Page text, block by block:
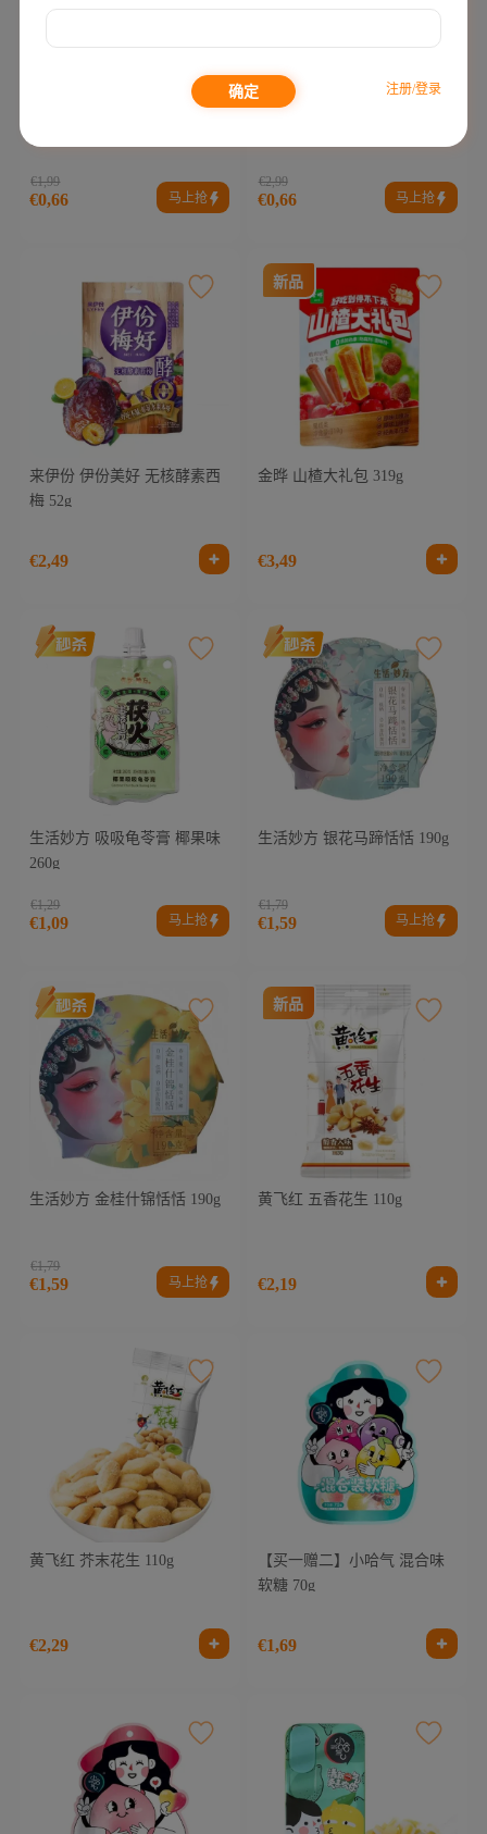
€1,99
€0,66 马上抢
€2,99
€0,66 马上抢
来伊份 伊份美好 无核酵素西
梅 52g
€2,49
新品
金晔 山楂大礼包 319g
€3,49
生活妙方 吸吸龟苓膏 椰果味
260g
€1,29
€1,09 马上抢
生活妙方 银花马蹄恬恬 190g
€1,79
€1,59 马上抢
生活妙方 金桂什锦恬恬 190g
€1,79
€1,59 马上抢
新品
黄飞红 五香花生 110g
€2,19
黄飞红 芥末花生 110g
€2,29
【买一赠二】小哈气 混合味
软糖 70g
€1,69
确定 注册/登录